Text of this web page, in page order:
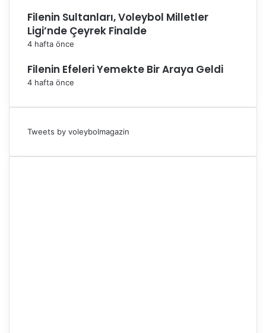
Filenin Sultanları, Voleybol Milletler
Ligi’nde Çeyrek Finalde
4 hafta önce
Filenin Efeleri Yemekte Bir Araya Geldi
4 hafta önce
Tweets by voleybolmagazin